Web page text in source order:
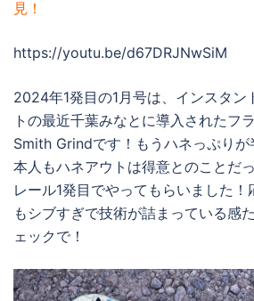
見！
https://youtu.be/d67DRJNwSiM
2024年1発目の1月号は、インスタン
トの最近千葉みなとに導入されたフ
Smith Grindです！もうハネっぷりが
本人もハネアウトは得意とのことだ
レール1発目でやってもらいました
もシブすぎで技術が詰まっている感
ェックで！